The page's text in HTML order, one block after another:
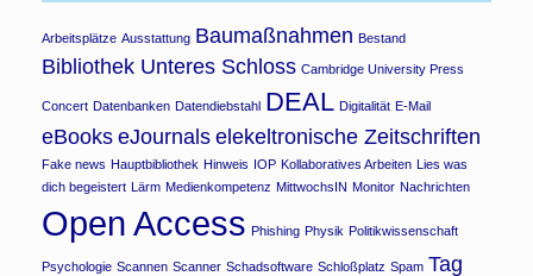
Arbeitsplätze Ausstattung Baumaßnahmen Bestand
Bibliothek Unteres Schloss Cambridge University Press
Concert Datenbanken Datendiebstahl DEAL Digitalität E-Mail
eBooks eJournals elekeltronische Zeitschriften
Fake news Hauptbibliothek Hinweis IOP Kollaboratives Arbeiten Lies was
dich begeistert Lärm Medienkompetenz MittwochsIN Monitor Nachrichten
Open Access Phishing Physik Politikwissenschaft
Psychologie Scannen Scanner Schadsoftware Schloßplatz Spam Tag